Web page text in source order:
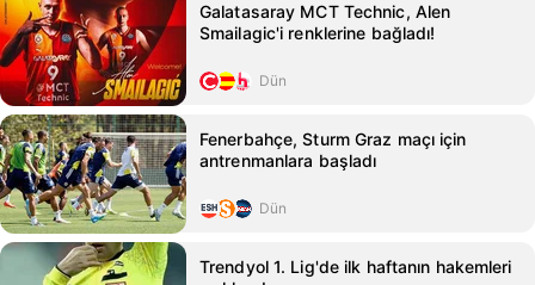
Galatasaray MCT Technic, Alen
Smailagic'i renklerine bağladı!
Dün
Fenerbahçe, Sturm Graz maçı için
antrenmanlara başladı
Dün
Trendyol 1. Lig'de ilk haftanın hakemleri